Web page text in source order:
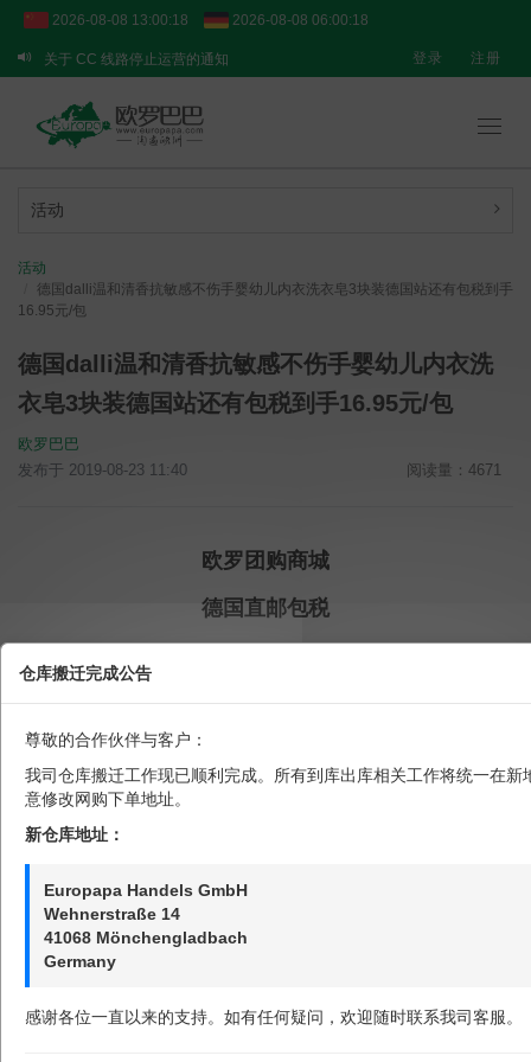
2026-08-08 13:00:18 2026-08-08 06:00:18
关于 CC 线路停止运营的通知
关于 BPOST 线路的临时提醒
【重要通知】转运业务临时调整说明
登录 注册
活动
活动
德国dalli温和清香抗敏感不伤手婴幼儿内衣洗衣皂3块装德国站还有包税到手
16.95元/包
德国dalli温和清香抗敏感不伤手婴幼儿内衣洗
衣皂3块装德国站还有包税到手16.95元/包
欧罗巴巴
发布于 2019-08-23 11:40
阅读量：4671
欧罗团购商城
德国直邮包税
5.65元/块
8包共24块为一个订单
不可和其他商品同时提交出库
不是保税区，不是国内现货，正品保证
商品详情
仓库搬迁完成公告
尊敬的合作伙伴与客户：
我司仓库搬迁工作现已顺利完成。所有到库出库相关工作将统一在新
意修改网购下单地址。
新仓库地址：
Europapa Handels GmbH
Wehnerstraße 14
41068 Mönchengladbach
Germany
感谢各位一直以来的支持。如有任何疑问，欢迎随时联系我司客服。